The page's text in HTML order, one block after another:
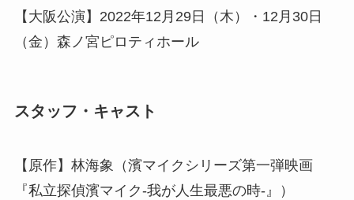
【大阪公演】2022年12月29日（木）・12月30日
（金）森ノ宮ピロティホール
スタッフ・キャスト
【原作】林海象（濱マイクシリーズ第一弾映画
『私立探偵濱マイク-我が人生最悪の時-』）